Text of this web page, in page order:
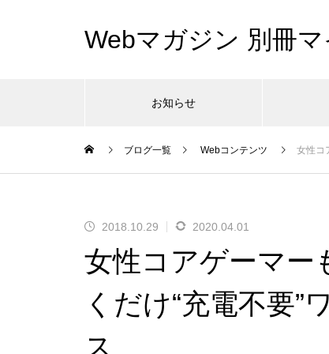
Webマガジン 別冊マ
お知らせ
ブログ一覧 Webコンテンツ 女性コ
2018.10.29 2020.04.01
女性コアゲーマー
くだけ“充電不要”
ス